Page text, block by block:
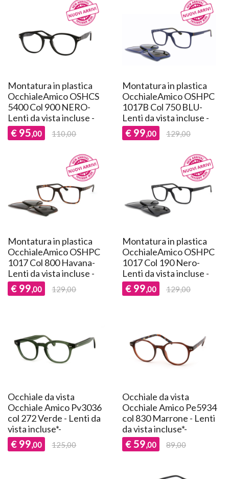
Montatura in plastica
OcchialeAmico OSHCS
5400 Col 900 NERO-
Lenti da vista incluse -
€ 95,00 110,00
Montatura in plastica
OcchialeAmico OSHPC
1017B Col 750 BLU-
Lenti da vista incluse -
€ 99,00 129,00
Montatura in plastica
OcchialeAmico OSHPC
1017 Col 800 Havana-
Lenti da vista incluse -
€ 99,00 129,00
Montatura in plastica
OcchialeAmico OSHPC
1017 Col 190 Nero-
Lenti da vista incluse -
€ 99,00 129,00
Occhiale da vista
Occhiale Amico Pv3036
col 272 Verde - Lenti da
vista incluse*-
€ 99,00 125,00
Occhiale da vista
Occhiale Amico Pe5934
col 830 Marrone - Lenti
da vista incluse*-
€ 59,00 89,00